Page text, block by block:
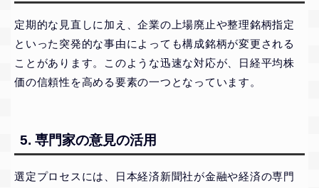
定期的な見直しに加え、企業の上場廃止や整理銘柄指定
といった突発的な事由によっても構成銘柄が変更される
ことがあります。このような迅速な対応が、日経平均株
価の信頼性を高める要素の一つとなっています。
5. 専門家の意見の活用
選定プロセスには、日本経済新聞社が金融や経済の専門